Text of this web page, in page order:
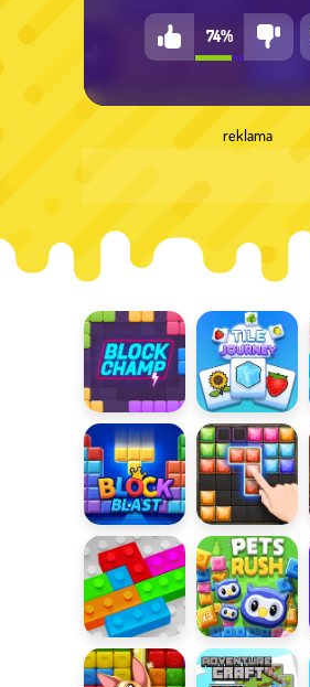
74%
reklama
Mistrz bloków Tile Journey
Block Blast
Diamentowa
układanka
Klocki 2020 Pets Rush